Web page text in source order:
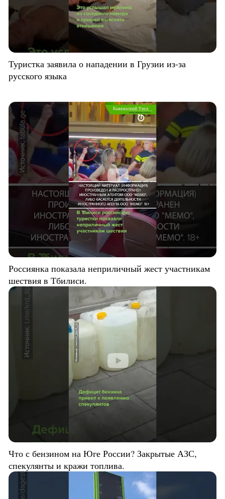
Туристка заявила о нападении в Грузии из-за
русского языка
Россиянка показала неприличный жест участникам
шествия в Тбилиси.
Что с бензином на Юге России? Закрытые АЗС,
спекулянты и кражи топлива.